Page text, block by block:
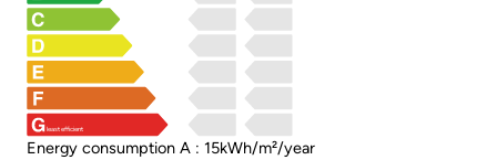
least efficient
Energy consumption A : 15kWh/m²/year